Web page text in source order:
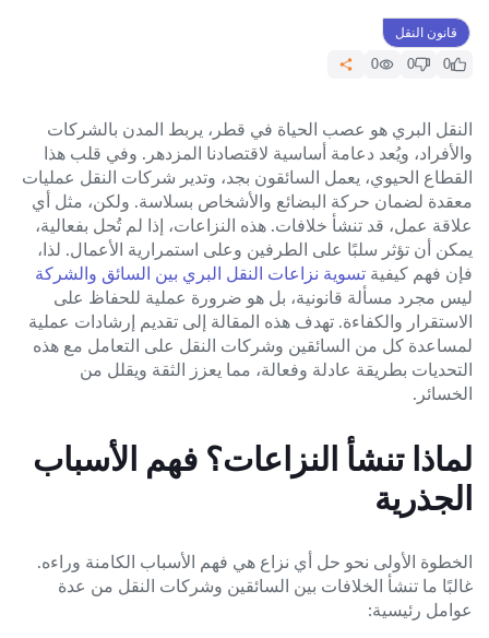
قانون النقل
0
0
0
النقل البري هو عصب الحياة في قطر، يربط المدن بالشركات
والأفراد، ويُعد دعامة أساسية لاقتصادنا المزدهر. وفي قلب هذا
القطاع الحيوي، يعمل السائقون بجد، وتدير شركات النقل عمليات
معقدة لضمان حركة البضائع والأشخاص بسلاسة. ولكن، مثل أي
علاقة عمل، قد تنشأ خلافات. هذه النزاعات، إذا لم تُحل بفعالية،
يمكن أن تؤثر سلبًا على الطرفين وعلى استمرارية الأعمال. لذا،
فإن فهم كيفية تسوية نزاعات النقل البري بين السائق والشركة
ليس مجرد مسألة قانونية، بل هو ضرورة عملية للحفاظ على
الاستقرار والكفاءة. تهدف هذه المقالة إلى تقديم إرشادات عملية
لمساعدة كل من السائقين وشركات النقل على التعامل مع هذه
التحديات بطريقة عادلة وفعالة، مما يعزز الثقة ويقلل من
الخسائر.
لماذا تنشأ النزاعات؟ فهم الأسباب
الجذرية
الخطوة الأولى نحو حل أي نزاع هي فهم الأسباب الكامنة وراءه.
غالبًا ما تنشأ الخلافات بين السائقين وشركات النقل من عدة
عوامل رئيسية: